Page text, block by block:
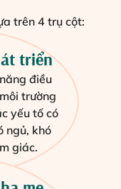
trên 4 trụ cột:
triển
điều
trường
yếu tố có
ngủ, khó
giác.